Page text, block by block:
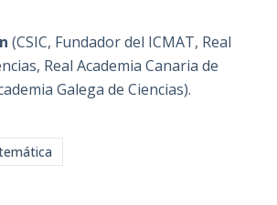
(CSIC, Fundador del ICMAT, Real
Real Academia Canaria de
Galega de Ciencias).